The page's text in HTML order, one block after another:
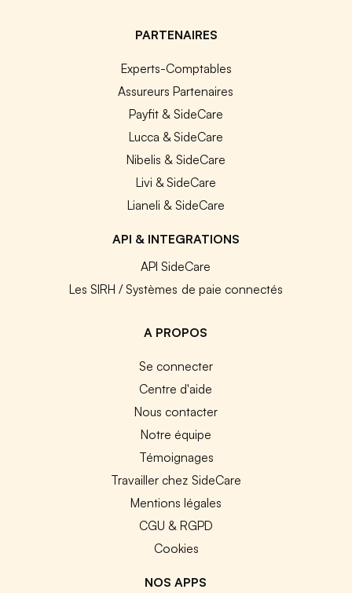
PARTENAIRES
Experts-Comptables
Assureurs Partenaires
Payfit & SideCare
Lucca & SideCare
Nibelis & SideCare
Livi & SideCare
Lianeli & SideCare
API & INTEGRATIONS
API SideCare
Les SIRH / Systèmes de paie connectés
A PROPOS
Se connecter
Centre d'aide
Nous contacter
Notre équipe
Témoignages
Travailler chez SideCare
Mentions légales
CGU & RGPD
Cookies
NOS APPS